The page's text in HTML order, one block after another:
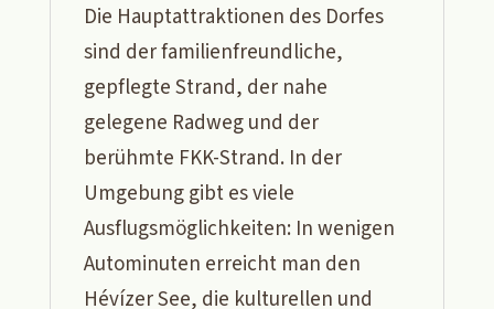
Die Hauptattraktionen des Dorfes
sind der familienfreundliche,
gepflegte Strand, der nahe
gelegene Radweg und der
berühmte FKK-Strand. In der
Umgebung gibt es viele
Ausflugsmöglichkeiten: In wenigen
Autominuten erreicht man den
Hévízer See, die kulturellen und